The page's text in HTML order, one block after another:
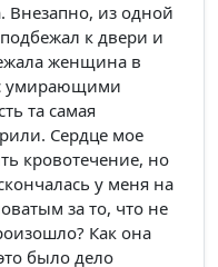
Внезапно, из одной
к двери и
женщина в
умирающими
та самая
Сердце мое
кровотечение, но
у меня на
за то, что не
Как она
было дело